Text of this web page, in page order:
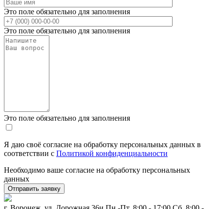
Это поле обязательно для заполнения
Это поле обязательно для заполнения
Это поле обязательно для заполнения
Я даю своё согласие на обработку персональных данных в
соответствии с Политикой конфиденциальности
Необходимо ваше согласие на обработку персональных
данных